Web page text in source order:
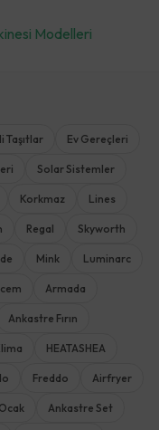
Modelleri
Taşıtlar Ev Gereçleri
Solar Sistemler
Korkmaz Lines
Regal Skyworth
Mink Luminarc
Armada
Ankastre Fırın
HEATASHEA
Freddo Airfryer
Ankastre Set